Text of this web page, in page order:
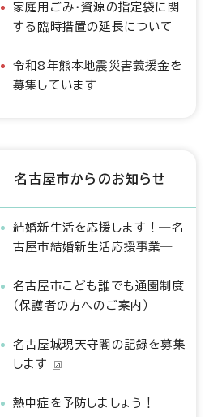
家庭用ごみ・資源の指定袋に関
する臨時措置の延長について
令和8年熊本地震災害義援金を
募集しています
名古屋市からのお知らせ
結婚新生活を応援します！―名
古屋市結婚新生活応援事業―
名古屋市こども誰でも通園制度
（保護者の方へのご案内）
名古屋城現天守閣の記録を募集
します
熱中症を予防しましょう！